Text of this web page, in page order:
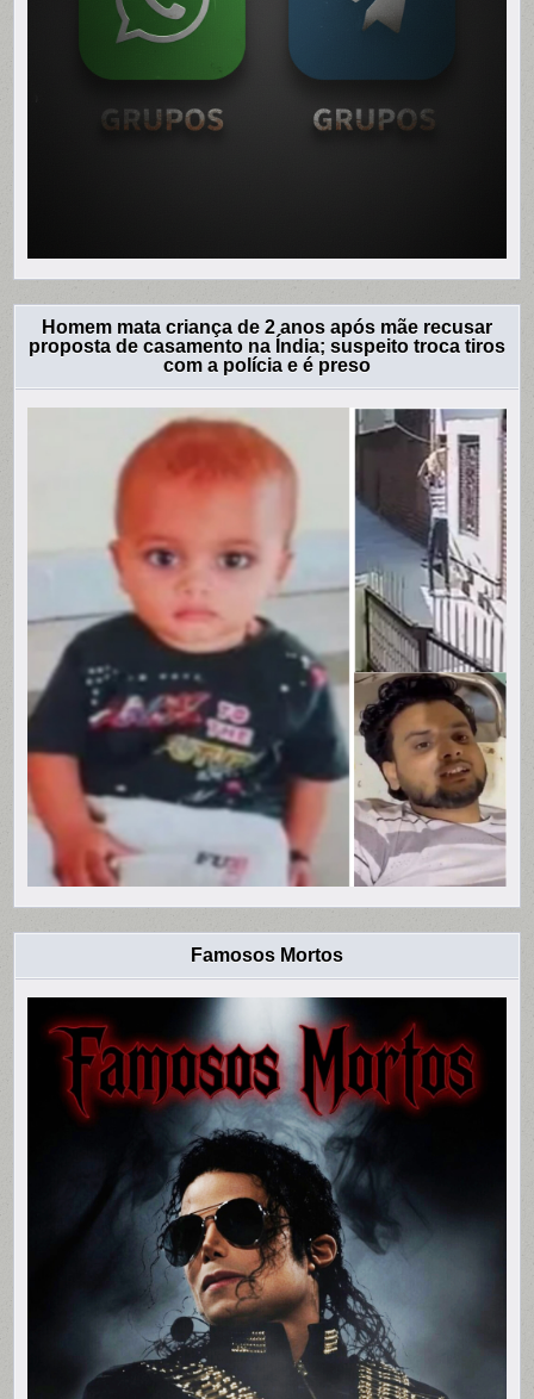
Homem mata criança de 2 anos após mãe recusar
proposta de casamento na Índia; suspeito troca tiros
com a polícia e é preso
Famosos Mortos